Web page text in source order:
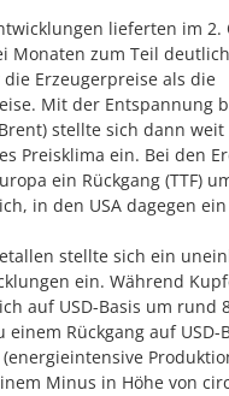
lieferten im 2.
Monaten zum Teil
Erzeugerpreise als die
Mit der Entspannung
stellte sich dann
Preisklima ein. Bei den
ein Rückgang (TTF)
in den USA dagegen
stellte sich ein
ein. Während
auf USD-Basis um rund
einem Rückgang auf USD-
Minus in Höhe von